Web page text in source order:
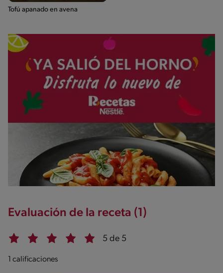
Tofú apanado en avena
Evaluación de la receta (1)
5 de 5
1 calificaciones